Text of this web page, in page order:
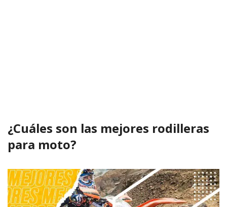
¿Cuáles son las mejores rodilleras
para moto?